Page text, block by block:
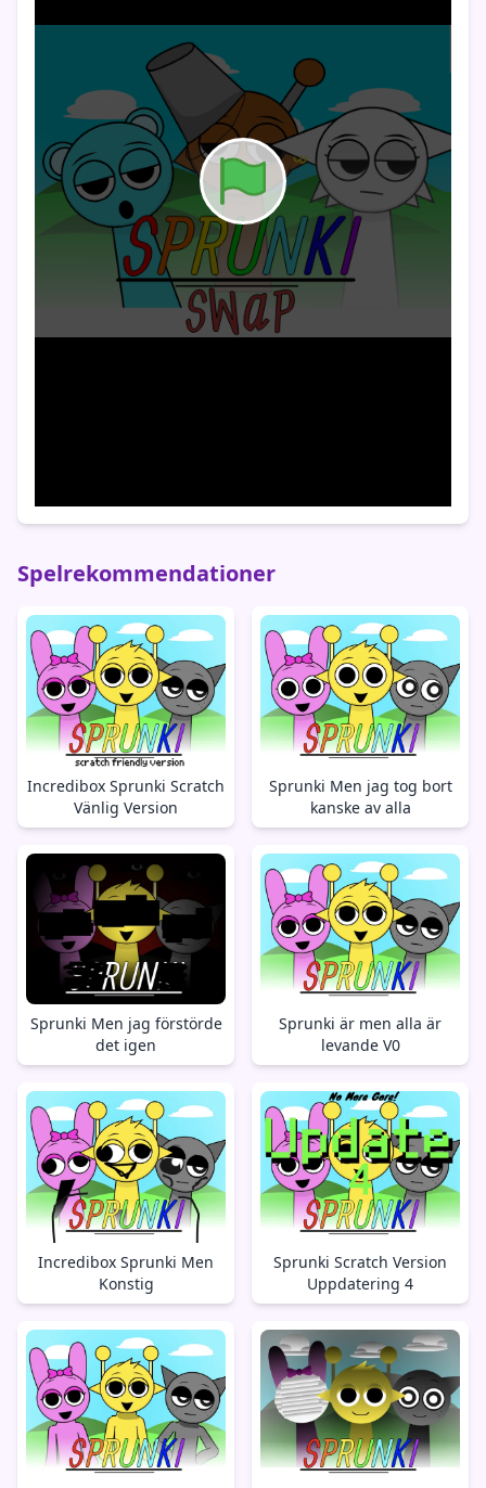
Spelrekommendationer
Incredibox Sprunki Scratch
Vänlig Version
Sprunki Men jag tog bort
kanske av alla
Sprunki Men jag förstörde
det igen
Sprunki är men alla är
levande V0
Incredibox Sprunki Men
Konstig
Sprunki Scratch Version
Uppdatering 4